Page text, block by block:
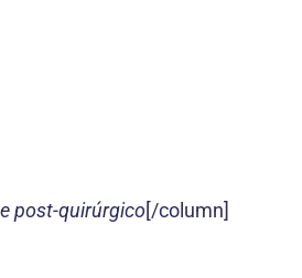
post-quirúrgico[/column]